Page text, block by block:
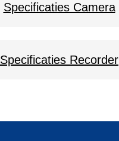
Specificaties Camera
Specificaties Recorder